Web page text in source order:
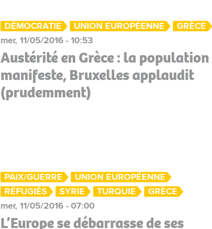
DÉMOCRATIE UNION EUROPÉENNE
GRÈCE
mer, 11/05/2016 - 10:53
Austérité en Grèce : la population
manifeste, Bruxelles applaudit
(prudemment)
PAIX/GUERRE
UNION EUROPÉENNE
RÉFUGIÉS
SYRIE TURQUIE
GRÈCE
mer, 11/05/2016 - 07:00
L’Europe se débarrasse de ses